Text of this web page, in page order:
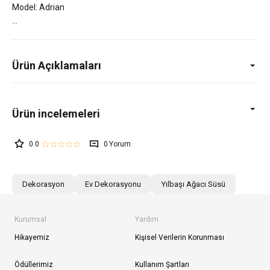
Model: Adrian
Ürün Açıklamaları
0.0 0
Dekorasyon Ev Dekorasyonu Yılbaşı Ağacı Süsü
Kurumsal
Hikayemiz
Ödüllerimiz
Yardım
Kişisel Verilerin Korunması
Kullanım Şartları